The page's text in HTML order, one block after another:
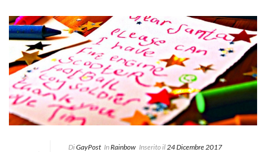
DiGayPost InRainbow Inserito il 24 Dicembre 2017